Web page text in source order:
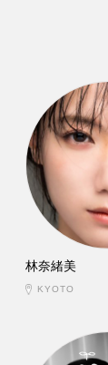
林奈緒美
KYOTO